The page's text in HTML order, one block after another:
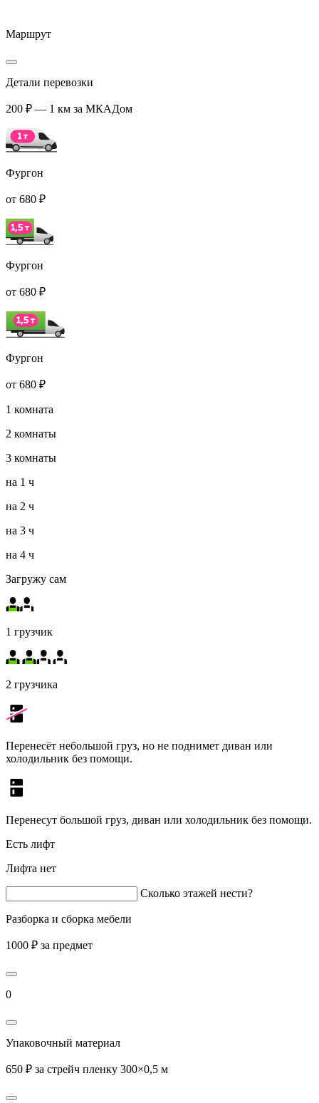
Маршрут
Детали перевозки
200 ₽ — 1 км за МКАДом
Фургон
от 680 ₽
Фургон
от 680 ₽
Фургон
от 680 ₽
1 комната
2 комнаты
3 комнаты
на 1 ч
на 2 ч
на 3 ч
на 4 ч
Загружу сам
1 грузчик
2 грузчика
Перенесёт небольшой груз, но не поднимет диван или
холодильник без помощи.
Перенесут большой груз, диван или холодильник без помощи.
Есть лифт
Лифта нет
Сколько этажей нести?
Разборка и сборка мебели
1000 ₽ за предмет
0
Упаковочный материал
650 ₽ за стрейч пленку 300×0,5 м